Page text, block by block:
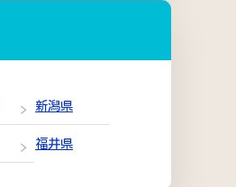
新潟県
福井県